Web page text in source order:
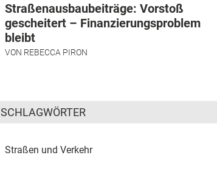
Straßenausbaubeiträge: Vorstoß
gescheitert – Finanzierungsproblem
bleibt
VON REBECCA PIRON
SCHLAGWÖRTER
Straßen und Verkehr